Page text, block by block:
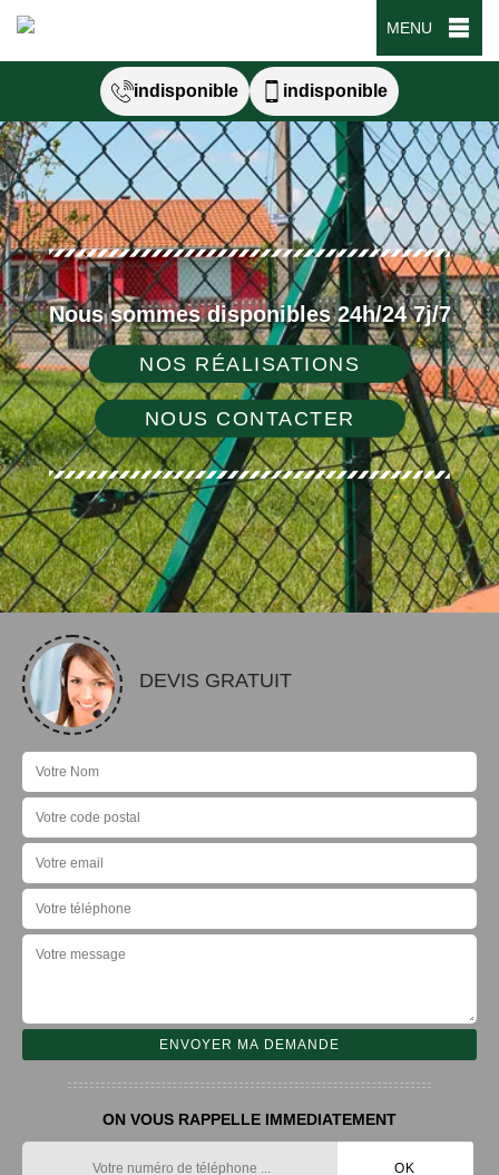
MENU
indisponible indisponible
Nous sommes disponibles 24h/24 7j/7
NOS RÉALISATIONS
NOUS CONTACTER
DEVIS GRATUIT
ON VOUS RAPPELLE IMMEDIATEMENT